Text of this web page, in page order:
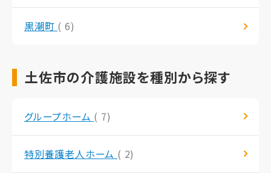
黒潮町 ( 6)
土佐市の介護施設を種別から探す
グループホーム ( 7)
特別養護老人ホーム ( 2)